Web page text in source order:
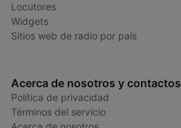
Locutores
Widgets
Sitios web de radio por país
Acerca de nosotros y contactos
Política de privacidad
Términos del servicio